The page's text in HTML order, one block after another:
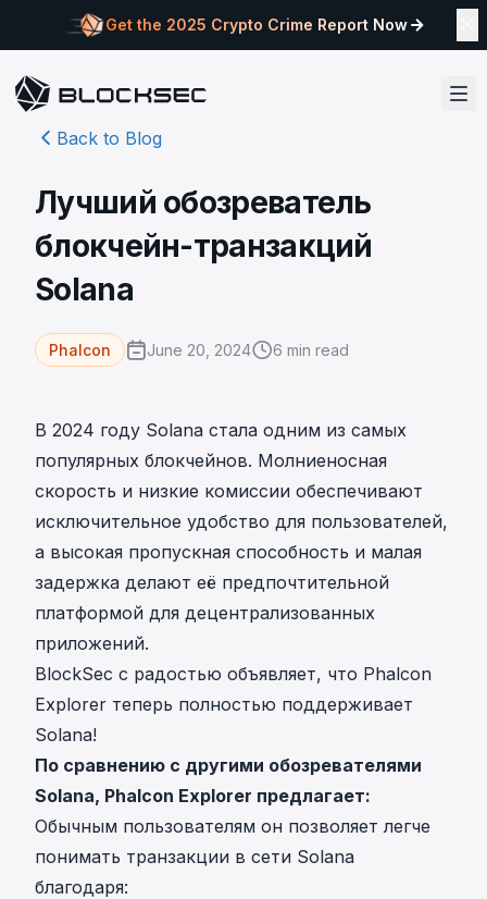
Get the 2025 Crypto Crime Report Now
Back to Blog
Лучший обозреватель
блокчейн-транзакций
Solana
Phalcon June 20, 2024 6 min read
В 2024 году Solana стала одним из самых
популярных блокчейнов. Молниеносная
скорость и низкие комиссии обеспечивают
исключительное удобство для пользователей,
а высокая пропускная способность и малая
задержка делают её предпочтительной
платформой для децентрализованных
приложений.
BlockSec с радостью объявляет, что Phalcon
Explorer теперь полностью поддерживает
Solana!
По сравнению с другими обозревателями
Solana, Phalcon Explorer предлагает:
Обычным пользователям он позволяет легче
понимать транзакции в сети Solana
благодаря: